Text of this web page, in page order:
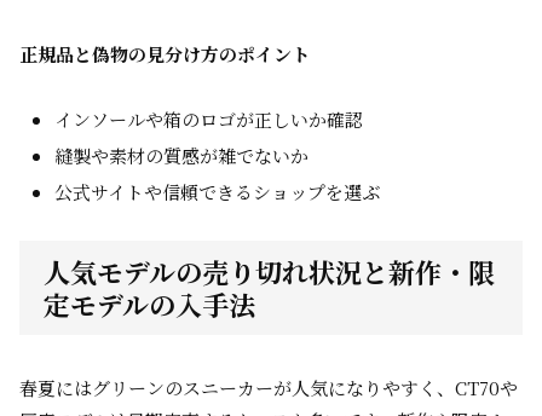
正規品と偽物の見分け方のポイント
インソールや箱のロゴが正しいか確認
縫製や素材の質感が雑でないか
公式サイトや信頼できるショップを選ぶ
人気モデルの売り切れ状況と新作・限
定モデルの入手法
春夏にはグリーンのスニーカーが人気になりやすく、CT70や